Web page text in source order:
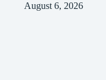
August 6, 2026